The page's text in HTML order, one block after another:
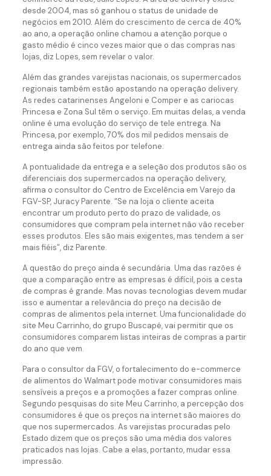
desde 2004, mas só ganhou o status de unidade de
negócios em 2010. Além do crescimento de cerca de 40%
ao ano, a operação online chamou a atenção porque o
gasto médio é cinco vezes maior que o das compras nas
lojas, diz Lopes, sem revelar o valor.
Além das grandes varejistas nacionais, os supermercados
regionais também estão apostando na operação delivery.
As redes catarinenses Angeloni e Comper e as cariocas
Princesa e Zona Sul têm o serviço. Em muitas delas, a venda
online é uma evolução do serviço de tele entrega. Na
Princesa, por exemplo, 70% dos mil pedidos mensais de
entrega ainda são feitos por telefone.
A pontualidade da entrega e a seleção dos produtos são os
diferenciais dos supermercados na operação delivery,
afirma o consultor do Centro de Excelência em Varejo da
FGV-SP, Juracy Parente. “Se na loja o cliente aceita
encontrar um produto perto do prazo de validade, os
consumidores que compram pela internet não vão receber
esses produtos. Eles são mais exigentes, mas tendem a ser
mais fiéis”, diz Parente.
A questão do preço ainda é secundária. Uma das razões é
que a comparação entre as empresas é difícil, pois a cesta
de compras é grande. Mas novas tecnologias devem mudar
isso e aumentar a relevância do preço na decisão de
compras de alimentos pela internet. Uma funcionalidade do
site Meu Carrinho, do grupo Buscapé, vai permitir que os
consumidores comparem listas inteiras de compras a partir
do ano que vem.
Para o consultor da FGV, o fortalecimento do e-commerce
de alimentos do Walmart pode motivar consumidores mais
sensíveis a preços e a promoções a fazer compras online.
Segundo pesquisas do site Meu Carrinho, a percepção dos
consumidores é que os preços na internet são maiores do
que nos supermercados. As varejistas procuradas pelo
Estado dizem que os preços são uma média dos valores
praticados nas lojas. Cabe a elas, portanto, mudar essa
impressão.